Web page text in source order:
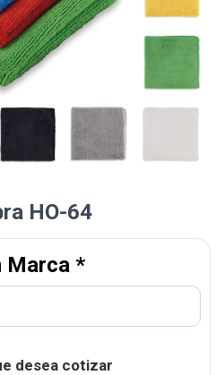
HO-64
Marca *
desea cotizar